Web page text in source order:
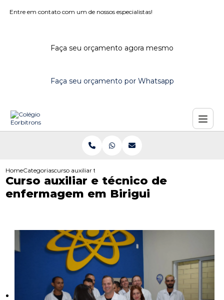
Entre em contato com um de nossos especialistas!
Faça seu orçamento agora mesmo
Faça seu orçamento por Whatsapp
HomeCategoriascurso auxiliar tecnico enfermagem birigui
Curso auxiliar e técnico de
enfermagem em Birigui